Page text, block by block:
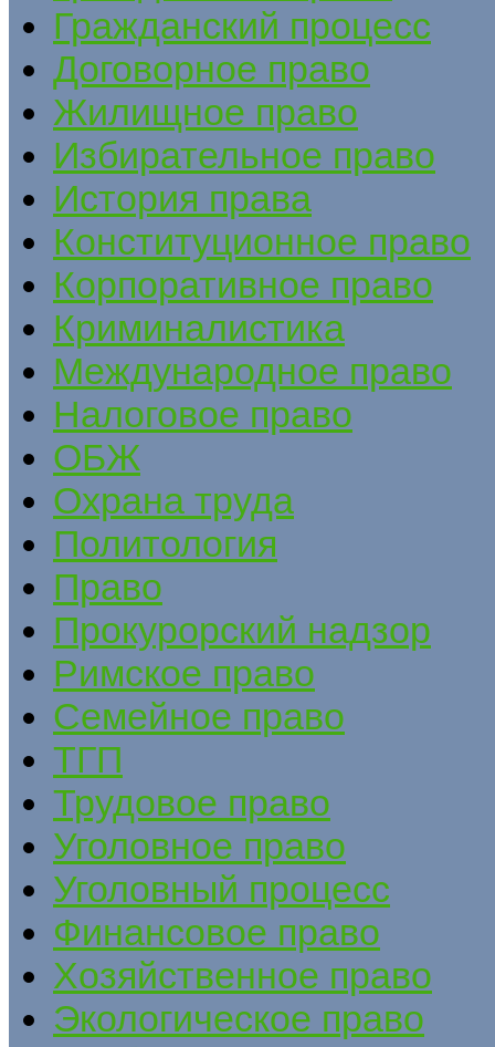
Гражданский процесс
Договорное право
Жилищное право
Избирательное право
История права
Конституционное право
Корпоративное право
Криминалистика
Международное право
Налоговое право
ОБЖ
Охрана труда
Политология
Право
Прокурорский надзор
Римское право
Семейное право
ТГП
Трудовое право
Уголовное право
Уголовный процесс
Финансовое право
Хозяйственное право
Экологическое право